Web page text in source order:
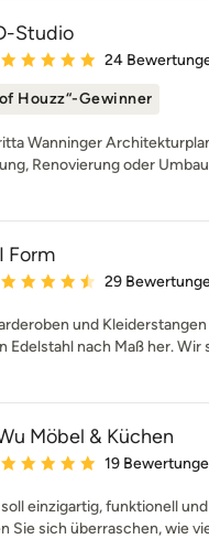
Studio
Bewertung: 5
24
Houzz“-Gewinner
Wanninger
Renovierung oder Umbau
Form
Bewertung: 4.5
29
und
Edelstahl nach Maß her. Wir
Möbel & Küchen
Bewertung: 4.9
19
einzigartig, funktionell
Sie sich überraschen, wie